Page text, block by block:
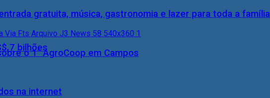
7 bilhões
gratuita, música, gastronomia e lazer para toda a família
o 1° AgroCoop em Campos
na internet